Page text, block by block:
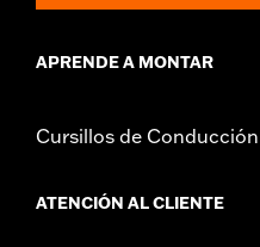
APRENDE A MONTAR
Cursillos de Conducción
ATENCIÓN AL CLIENTE